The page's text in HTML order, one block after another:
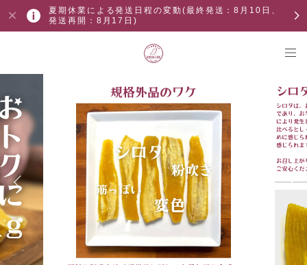
夏期休業による発送日程の変動(最終発送：8月10日、
発送再開：8月17日)